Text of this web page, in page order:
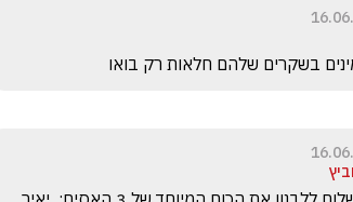
בשקרים שלהם חלאות רק בואו